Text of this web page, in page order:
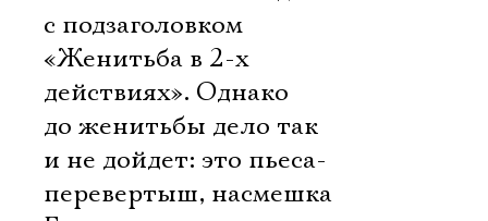
с подзаголовком
«Женитьба в 2-х
действиях». Однако
до женитьбы дело так
и не дойдет: это пьеса-
перевертыш, насмешка